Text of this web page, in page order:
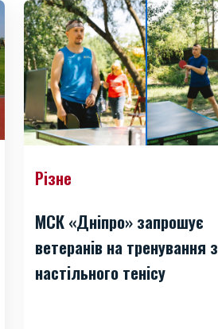
Різне
МСК «Дніпро» запрошує
ветеранів на тренування з
настільного тенісу